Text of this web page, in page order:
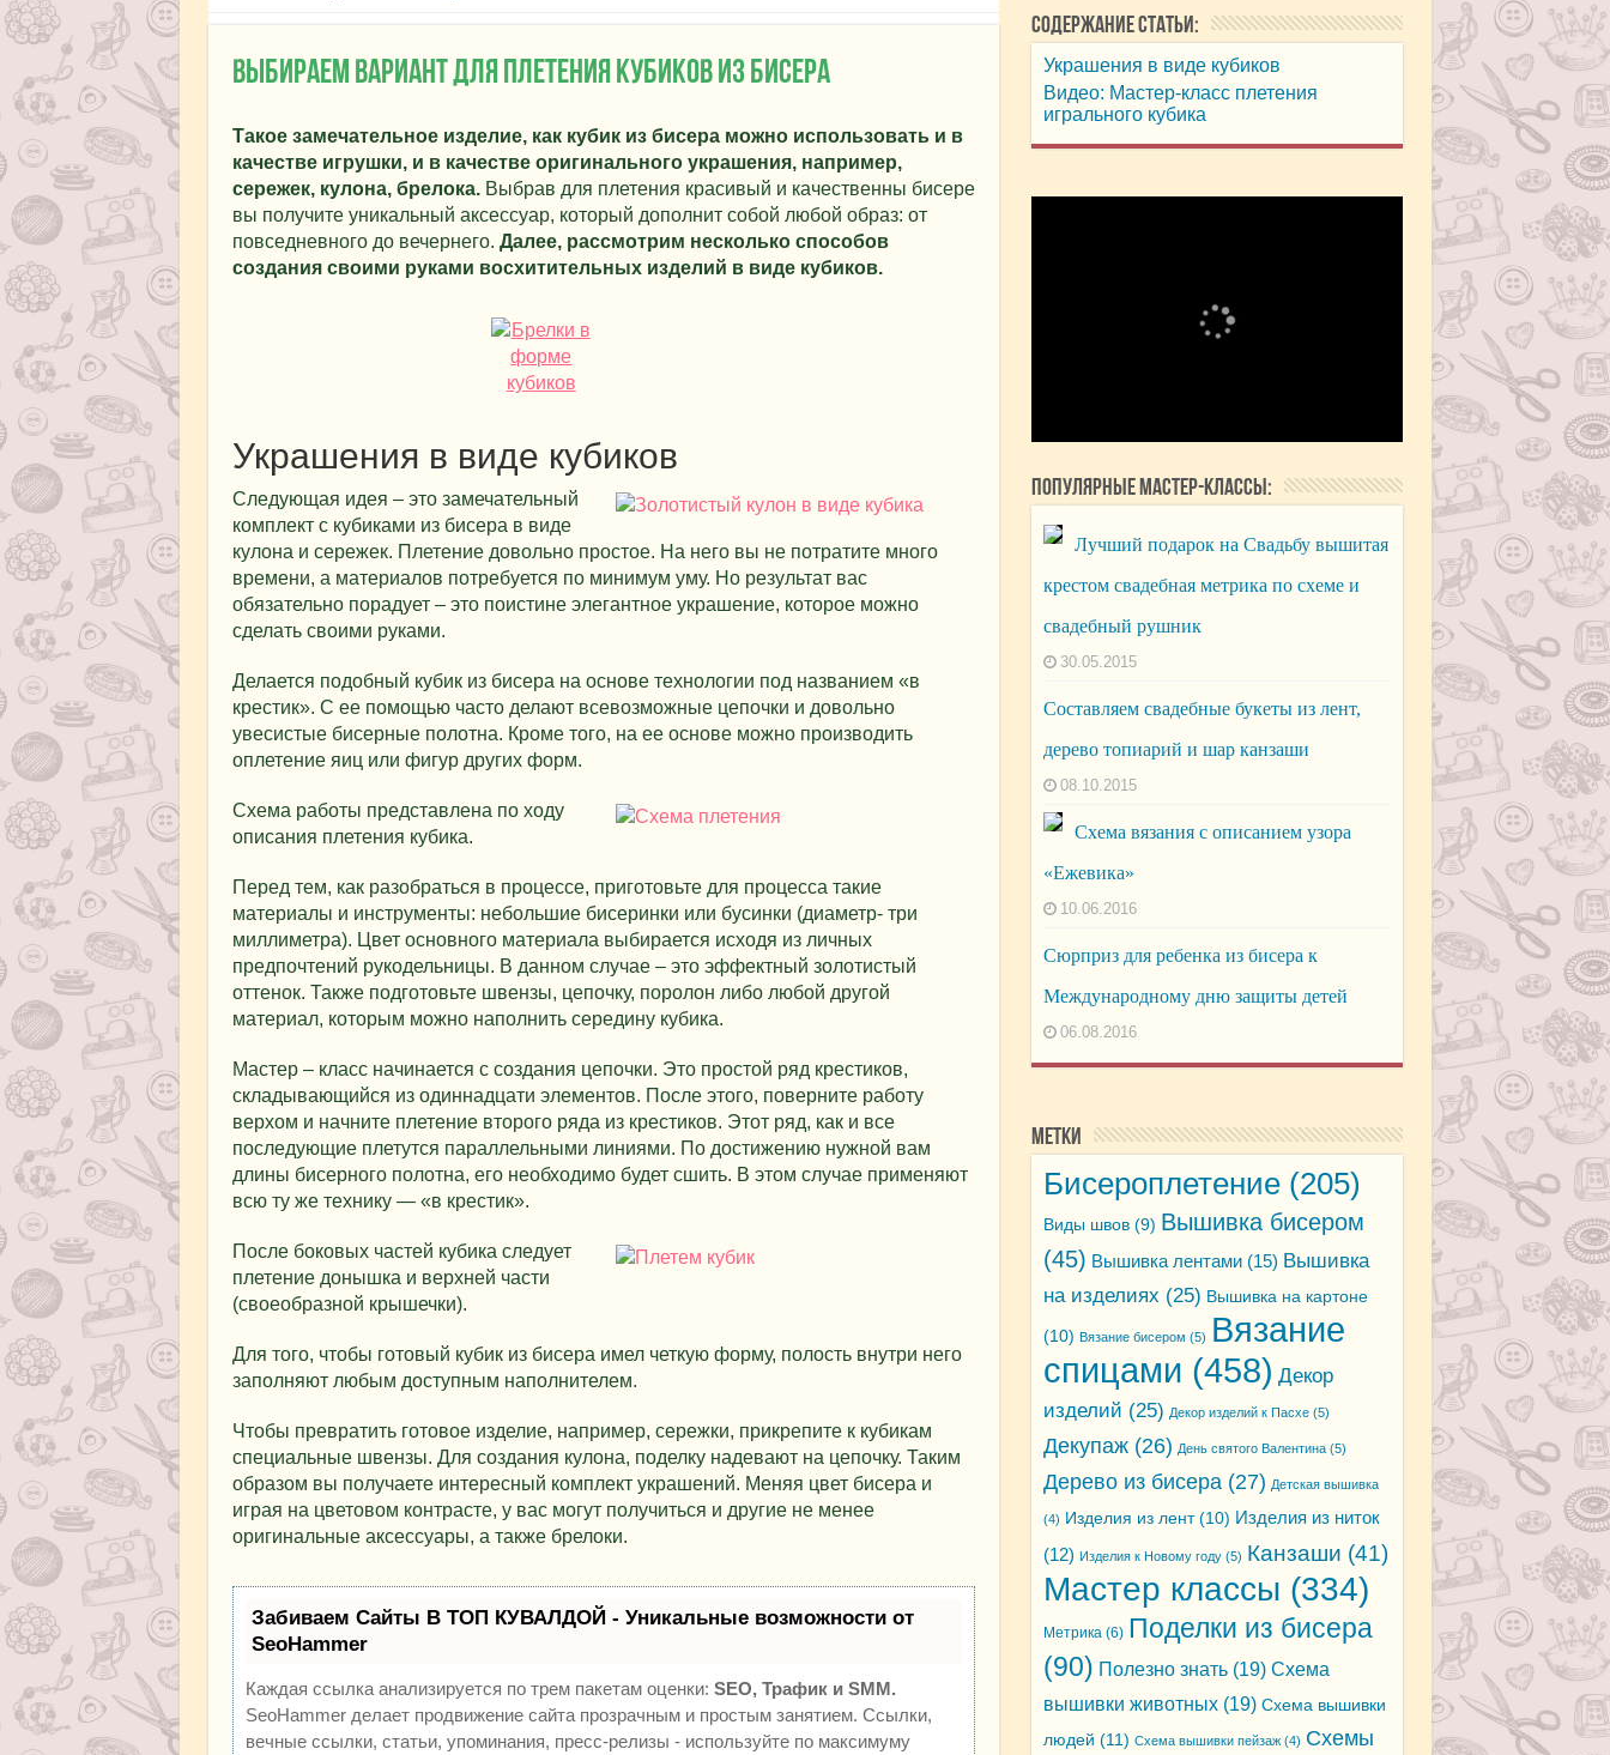
Выбираем вариант для плетения кубиков из бисера
Такое замечательное изделие, как кубик из бисера можно использовать и в
качестве игрушки, и в качестве оригинального украшения, например,
сережек, кулона, брелока.Выбрав для плетения красивый и качественны бисере
вы получите уникальный аксессуар, который дополнит собой любой образ: от
повседневного до вечернего. Далее, рассмотрим несколько способов
создания своими руками восхитительных изделий в виде кубиков.
Украшения в виде кубиков
Следующая идея – это замечательный
комплект с кубиками из бисера в виде
кулона и сережек. Плетение довольно простое. На него вы не потратите много
времени, а материалов потребуется по минимум уму. Но результат вас
обязательно порадует – это поистине элегантное украшение, которое можно
сделать своими руками.
Делается подобный кубик из бисера на основе технологии под названием «в
крестик». С ее помощью часто делают всевозможные цепочки и довольно
увесистые бисерные полотна. Кроме того, на ее основе можно производить
оплетение яиц или фигур других форм.
Схема работы представлена по ходу
описания плетения кубика.
Перед тем, как разобраться в процессе, приготовьте для процесса такие
материалы и инструменты: небольшие бисеринки или бусинки (диаметр- три
миллиметра). Цвет основного материала выбирается исходя из личных
предпочтений рукодельницы. В данном случае – это эффектный золотистый
оттенок. Также подготовьте швензы, цепочку, поролон либо любой другой
материал, которым можно наполнить середину кубика.
Мастер – класс начинается с создания цепочки. Это простой ряд крестиков,
складывающийся из одиннадцати элементов. После этого, поверните работу
верхом и начните плетение второго ряда из крестиков. Этот ряд, как и все
последующие плетутся параллельными линиями. По достижению нужной вам
длины бисерного полотна, его необходимо будет сшить. В этом случае применяют
всю ту же технику — «в крестик».
После боковых частей кубика следует
плетение донышка и верхней части
(своеобразной крышечки).
Для того, чтобы готовый кубик из бисера имел четкую форму, полость внутри него
заполняют любым доступным наполнителем.
Чтобы превратить готовое изделие, например, сережки, прикрепите к кубикам
специальные швензы. Для создания кулона, поделку надевают на цепочку. Таким
образом вы получаете интересный комплект украшений. Меняя цвет бисера и
играя на цветовом контрасте, у вас могут получиться и другие не менее
оригинальные аксессуары, а также брелоки.
Забиваем Сайты В ТОП КУВАЛДОЙ - Уникальные возможности от
SeoHammer
Каждая ссылка анализируется по трем пакетам оценки: SEO, Трафик и SMM.
SeoHammer делает продвижение сайта прозрачным и простым занятием. Ссылки,
вечные ссылки, статьи, упоминания, пресс-релизы - используйте по максимуму
Содержание статьи:
Украшения в виде кубиков
Видео: Мастер-класс плетения
игрального кубика
Популярные мастер-классы:
Лучший подарок на Свадьбу вышитая
крестом свадебная метрика по схеме и
свадебный рушник
30.05.2015
Составляем свадебные букеты из лент,
дерево топиарий и шар канзаши
08.10.2015
Схема вязания с описанием узора
«Ежевика»
10.06.2016
Сюрприз для ребенка из бисера к
Международному дню защиты детей
06.08.2016
Метки
Бисероплетение(205)
Виды швов(9) Вышивка бисером
(45) Вышивка лентами(15) Вышивка
на изделиях (25) Вышивка на картоне
(10) Вязание бисером (5) Вязание
спицами (458) Декор
изделий (25) Декор изделий к Пасхе(5)
Декупаж(26) День святого Валентина(5)
Дерево из бисера(27) Детская вышивка
(4) Изделия из лент(10) Изделия из ниток
(12) Изделия к Новому году(5) Канзаши (41)
Мастер классы (334)
Метрика(6) Поделки из бисера
(90) Полезно знать(19) Схема
вышивки животных(19) Схема вышивки
людей (11) Схема вышивки пейзаж(4) Схемы